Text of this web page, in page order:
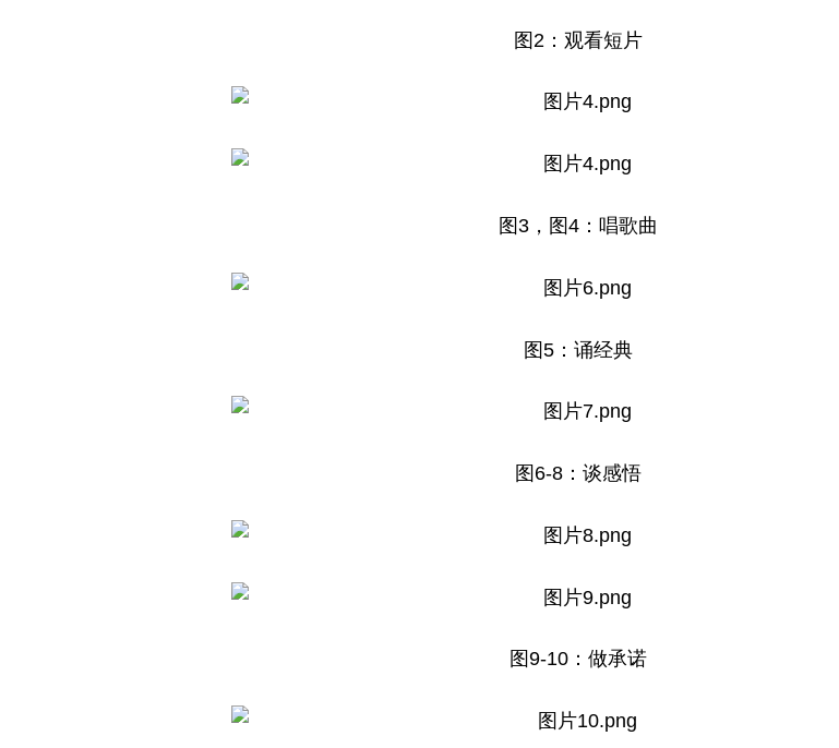
图2：观看短片
图3，图4：唱歌曲
图5：诵经典
图6-8：谈感悟
图9-10：做承诺